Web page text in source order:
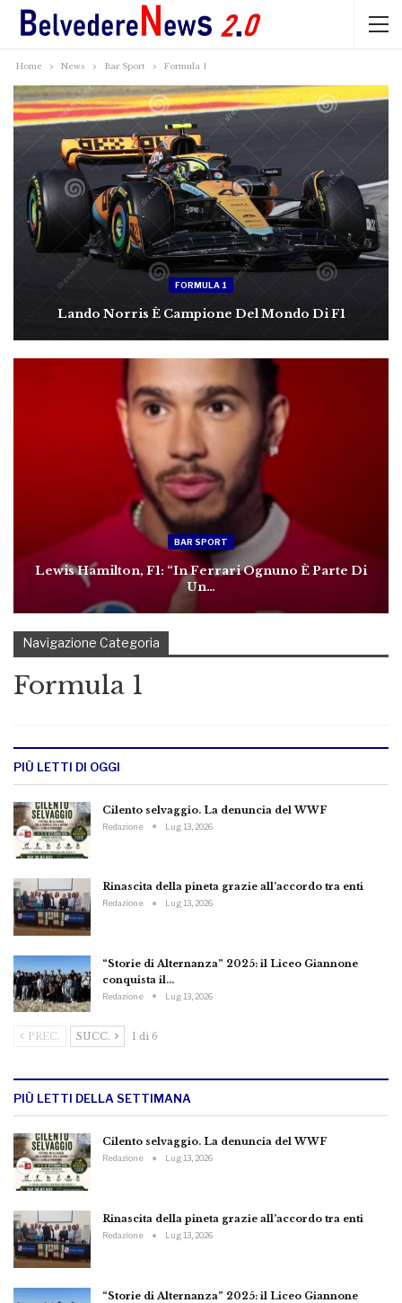
Home News Bar Sport Formula 1
FORMULA 1
Lando Norris È Campione Del Mondo Di F1
BAR SPORT
Lewis Hamilton, F1: “in Ferrari Ognuno È Parte Di
Un…
Navigazione Categoria
Formula 1
PIÙ LETTI DI OGGI
Cilento selvaggio. La denuncia del WWF
Redazione Lug 13, 2026
Rinascita della pineta grazie all’accordo tra enti
Redazione Lug 13, 2026
“Storie di Alternanza” 2025: il Liceo Giannone
conquista il…
Redazione Lug 13, 2026
PREC. SUCC. 1 di 6
PIÙ LETTI DELLA SETTIMANA
Cilento selvaggio. La denuncia del WWF
Redazione Lug 13, 2026
Rinascita della pineta grazie all’accordo tra enti
Redazione Lug 13, 2026
“Storie di Alternanza” 2025: il Liceo Giannone